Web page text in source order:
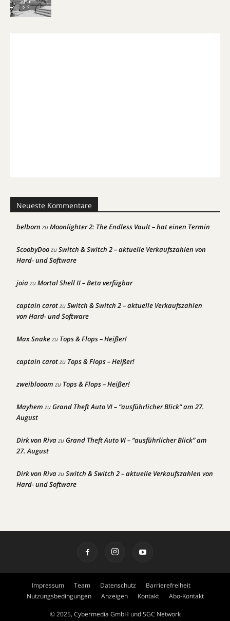
Neueste Kommentare
belborn zuMoonlighter 2: The Endless Vault – hat einen Termin
ScoobyDoozuSwitch & Switch 2 – aktuelle Verkaufszahlen von
Hard- und Software
joiazuMortal Shell II – Beta verfügbar
captain carotzuSwitch & Switch 2 – aktuelle Verkaufszahlen
von Hard- und Software
Max Snakezu Tops & Flops – Heißer!
captain carotzu Tops & Flops – Heißer!
zweiblooom zu Tops & Flops – Heißer!
Mayhem zuGrand Theft Auto VI – “ausführlicher Blick” am 27.
August
Dirk von RivazuGrand Theft Auto VI – “ausführlicher Blick” am
27. August
Dirk von RivazuSwitch & Switch 2 – aktuelle Verkaufszahlen von
Hard- und Software
Impressum Team Datenschutz
Barrierefreiheit
Nutzungsbedingungen
Anzeigen Kontakt Abo-Kontakt
© 2025, Cybermedia GmbH und SGC Network